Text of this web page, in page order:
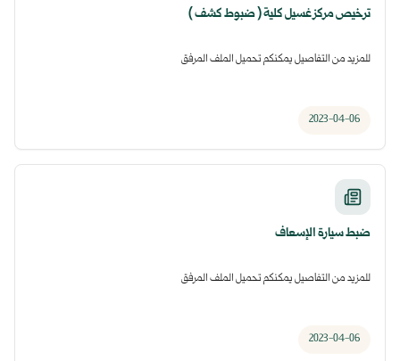
ترخيص مركز غسيل كلية ( ضبوط كشف )
للمزيد من التفاصيل يمكنكم تحميل الملف المرفق
2023-04-06
ضبط سيارة الإسعاف
للمزيد من التفاصيل يمكنكم تحميل الملف المرفق
2023-04-06